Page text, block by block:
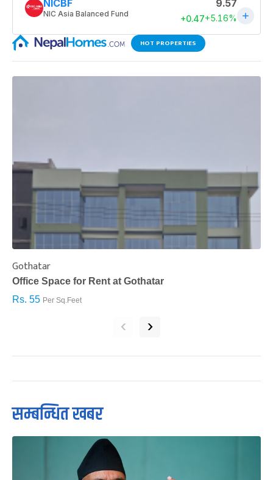
HOT PROPERTIES
Gothatar
Office Space for Rent at Gothatar
Rs. 55 Per Sq.Feet
‹ ›
सम्बन्धित खबर